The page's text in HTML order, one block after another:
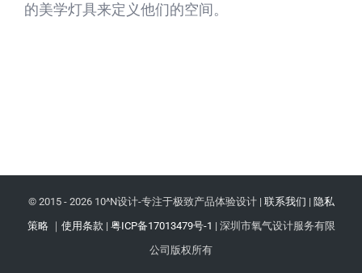
的美学灯具来定义他们的空间。
© 2015 - 2026 10^N设计-专注于极致产品体验设计 | 联系我们 | 隐私
策略 ｜ 使用条款 | 粤ICP备17013479号-1 | 深圳市氧气设计服务有限
公司版权所有